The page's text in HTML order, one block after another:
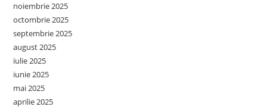
noiembrie 2025
octombrie 2025
septembrie 2025
august 2025
iulie 2025
iunie 2025
mai 2025
aprilie 2025